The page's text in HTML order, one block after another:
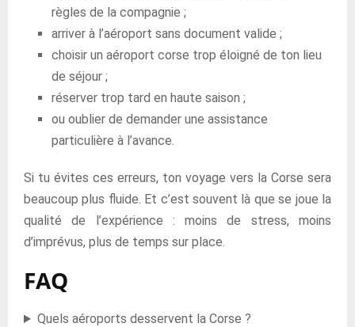
règles de la compagnie ;
arriver à l’aéroport sans document valide ;
choisir un aéroport corse trop éloigné de ton lieu
de séjour ;
réserver trop tard en haute saison ;
ou oublier de demander une assistance
particulière à l’avance.
Si tu évites ces erreurs, ton voyage vers la Corse sera
beaucoup plus fluide. Et c’est souvent là que se joue la
qualité de l’expérience : moins de stress, moins
d’imprévus, plus de temps sur place.
FAQ
Quels aéroports desservent la Corse ?